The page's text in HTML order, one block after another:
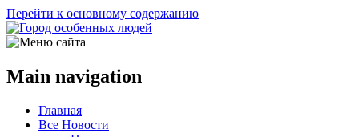
Перейти к основному содержанию
Main navigation
Главная
Все Новости